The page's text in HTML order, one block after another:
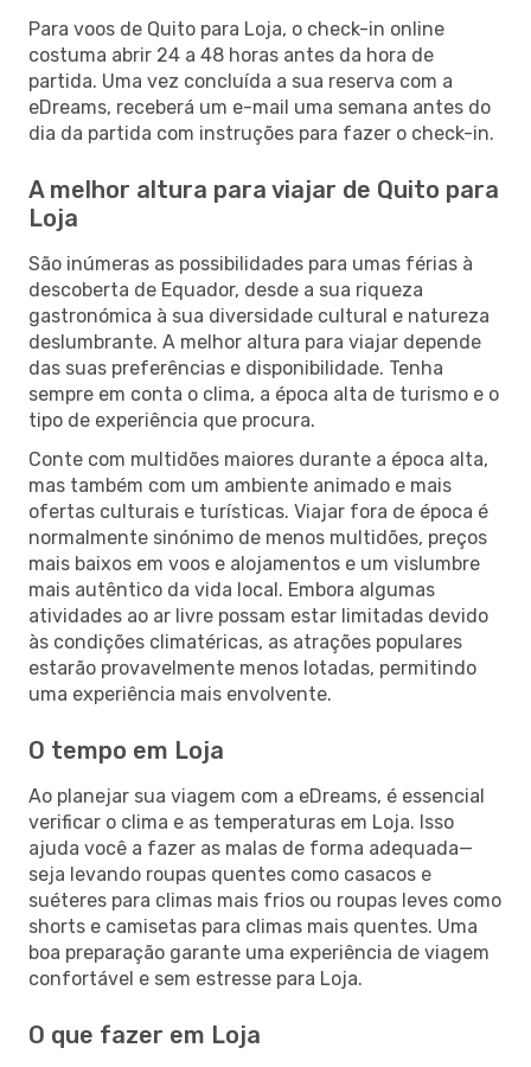
Para voos de Quito para Loja, o check-in online
costuma abrir 24 a 48 horas antes da hora de
partida. Uma vez concluída a sua reserva com a
eDreams, receberá um e-mail uma semana antes do
dia da partida com instruções para fazer o check-in.
A melhor altura para viajar de Quito para
Loja
São inúmeras as possibilidades para umas férias à
descoberta de Equador, desde a sua riqueza
gastronómica à sua diversidade cultural e natureza
deslumbrante. A melhor altura para viajar depende
das suas preferências e disponibilidade. Tenha
sempre em conta o clima, a época alta de turismo e o
tipo de experiência que procura.
Conte com multidões maiores durante a época alta,
mas também com um ambiente animado e mais
ofertas culturais e turísticas. Viajar fora de época é
normalmente sinónimo de menos multidões, preços
mais baixos em voos e alojamentos e um vislumbre
mais autêntico da vida local. Embora algumas
atividades ao ar livre possam estar limitadas devido
às condições climatéricas, as atrações populares
estarão provavelmente menos lotadas, permitindo
uma experiência mais envolvente.
O tempo em Loja
Ao planejar sua viagem com a eDreams, é essencial
verificar o clima e as temperaturas em Loja. Isso
ajuda você a fazer as malas de forma adequada—
seja levando roupas quentes como casacos e
suéteres para climas mais frios ou roupas leves como
shorts e camisetas para climas mais quentes. Uma
boa preparação garante uma experiência de viagem
confortável e sem estresse para Loja.
O que fazer em Loja